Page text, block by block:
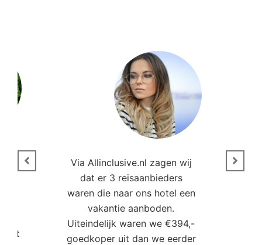
Via Allinclusive.nl zagen wij
dat er 3 reisaanbieders
waren die naar ons hotel een
vakantie aanboden.
Uiteindelijk waren we €394,-
goedkoper uit dan we eerder